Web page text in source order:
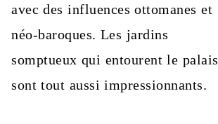
avec des influences ottomanes et
néo-baroques. Les jardins
somptueux qui entourent le palais
sont tout aussi impressionnants.